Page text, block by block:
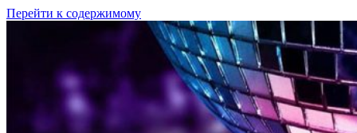
Перейти к содержимому